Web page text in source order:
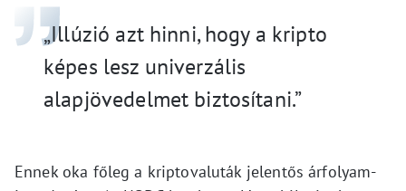
„Illúzió azt hinni, hogy a kripto
képes lesz univerzális
alapjövedelmet biztosítani.”
Ennek oka főleg a kriptovaluták jelentős árfolyam-